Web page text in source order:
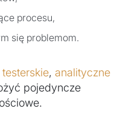
procesu,
się problemom.
testerskie, analityczne
pojedyncze